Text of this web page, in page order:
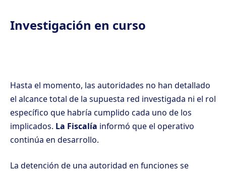
Investigación en curso
Hasta el momento, las autoridades no han detallado
el alcance total de la supuesta red investigada ni el rol
específico que habría cumplido cada uno de los
implicados. La Fiscalía informó que el operativo
continúa en desarrollo.
La detención de una autoridad en funciones se